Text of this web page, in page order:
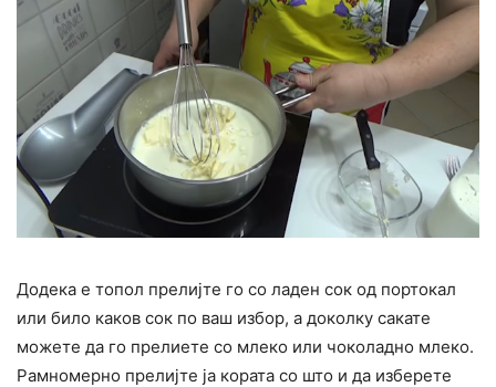
Додека е топол прелијте го со ладен сок од портокал
или било каков сок по ваш избор, а доколку сакате
можете да го прелиете со млеко или чоколадно млеко.
Рамномерно прелијте ја кората со што и да изберете